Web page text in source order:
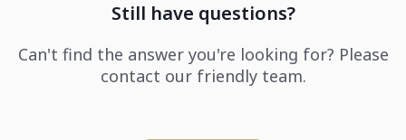
Still have questions?
Can't find the answer you're looking for? Please
contact our friendly team.